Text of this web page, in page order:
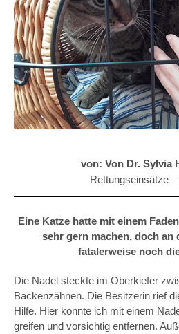
von: Von Dr. Sylvia
Rettungseinsätze –
Eine Katze hatte mit einem
sehr gern machen, doch an
fatalerweise noch
Die Nadel steckte im Oberkiefer
Backenzähnen. Die Besitzerin rief
Hilfe. Hier konnte ich mit einem
greifen und vorsichtig entfernen.